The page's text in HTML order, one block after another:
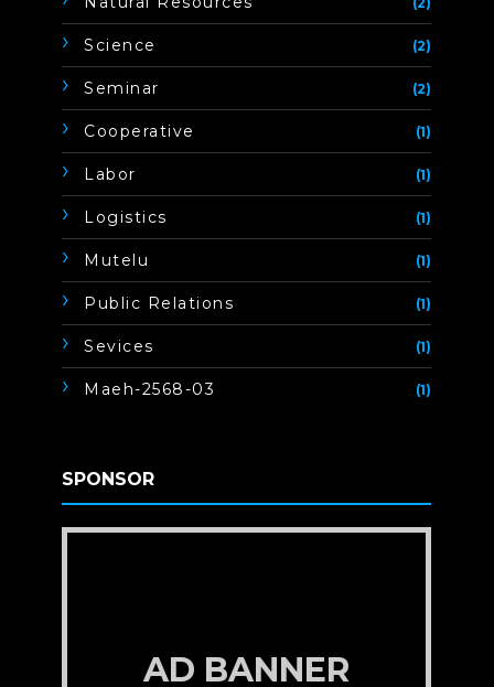
Science (2)
Seminar (2)
Cooperative (1)
Labor (1)
Logistics (1)
Mutelu (1)
Public Relations (1)
Sevices (1)
Maeh-2568-03 (1)
SPONSOR
AD BANNER